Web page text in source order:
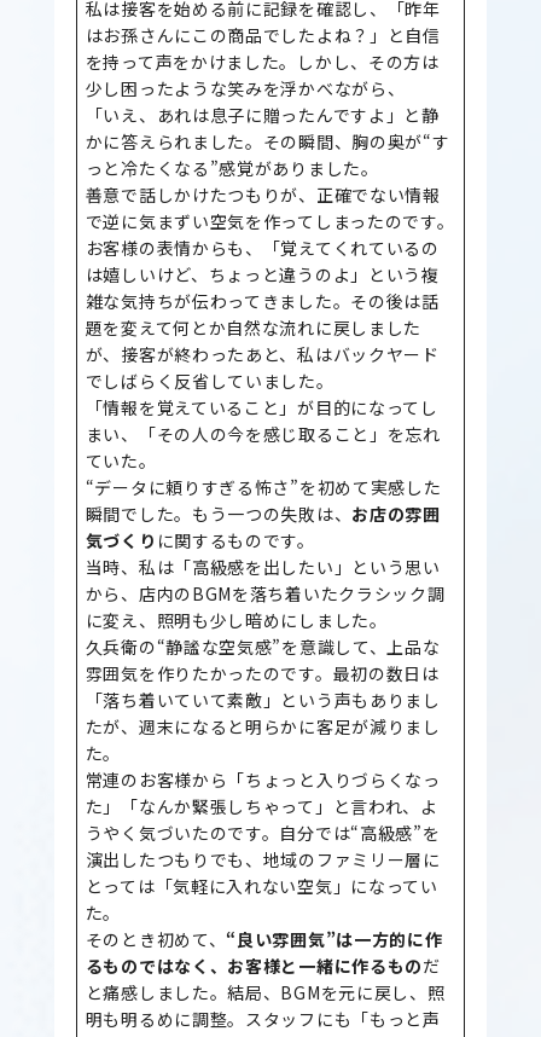
私は接客を始める前に記録を確認し、「昨年
はお孫さんにこの商品でしたよね？」と自信
を持って声をかけました。しかし、その方は
少し困ったような笑みを浮かべながら、
「いえ、あれは息子に贈ったんですよ」と静
かに答えられました。その瞬間、胸の奥が“す
っと冷たくなる”感覚がありました。
善意で話しかけたつもりが、正確でない情報
で逆に気まずい空気を作ってしまったのです。
お客様の表情からも、「覚えてくれているの
は嬉しいけど、ちょっと違うのよ」という複
雑な気持ちが伝わってきました。その後は話
題を変えて何とか自然な流れに戻しました
が、接客が終わったあと、私はバックヤード
でしばらく反省していました。
「情報を覚えていること」が目的になってし
まい、「その人の今を感じ取ること」を忘れ
ていた。
“データに頼りすぎる怖さ”を初めて実感した
瞬間でした。もう一つの失敗は、 お店の雰囲
気づくり に関するものです。
当時、私は「高級感を出したい」という思い
から、店内のBGMを落ち着いたクラシック調
に変え、照明も少し暗めにしました。
久兵衛の“静謐な空気感”を意識して、上品な
雰囲気を作りたかったのです。最初の数日は
「落ち着いていて素敵」という声もありまし
たが、週末になると明らかに客足が減りまし
た。
常連のお客様から「ちょっと入りづらくなっ
た」「なんか緊張しちゃって」と言われ、よ
うやく気づいたのです。自分では“高級感”を
演出したつもりでも、地域のファミリー層に
とっては「気軽に入れない空気」になってい
た。
そのとき初めて、 “良い雰囲気”は一方的に作
るものではなく、お客様と一緒に作るものだ
と痛感しました。結局、BGMを元に戻し、照
明も明るめに調整。スタッフにも「もっと声